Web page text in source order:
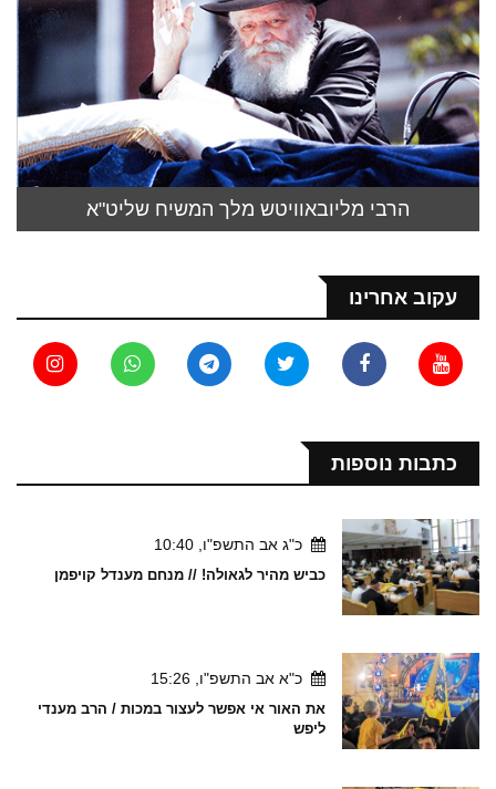
הרבי מליובאוויטש מלך המשיח שליט"א
עקוב אחרינו
כתבות נוספות
כ"ג אב התשפ"ו, 10:40
כביש מהיר לגאולה! // מנחם מענדל קויפמן
כ"א אב התשפ"ו, 15:26
את האור אי אפשר לעצור במכות / הרב מענדי
ליפש